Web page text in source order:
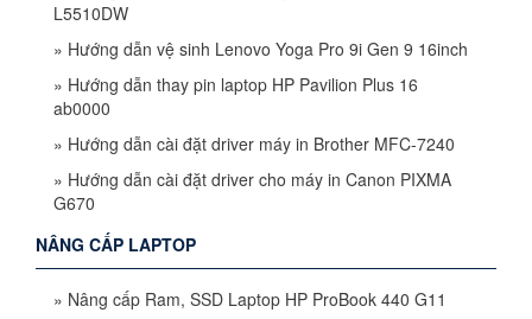
L5510DW
» Hướng dẫn vệ sinh Lenovo Yoga Pro 9i Gen 9 16inch
» Hướng dẫn thay pin laptop HP Pavilion Plus 16
ab0000
» Hướng dẫn cài đặt driver máy in Brother MFC-7240
» Hướng dẫn cài đặt driver cho máy in Canon PIXMA
G670
NÂNG CẤP LAPTOP
» Nâng cấp Ram, SSD Laptop HP ProBook 440 G11